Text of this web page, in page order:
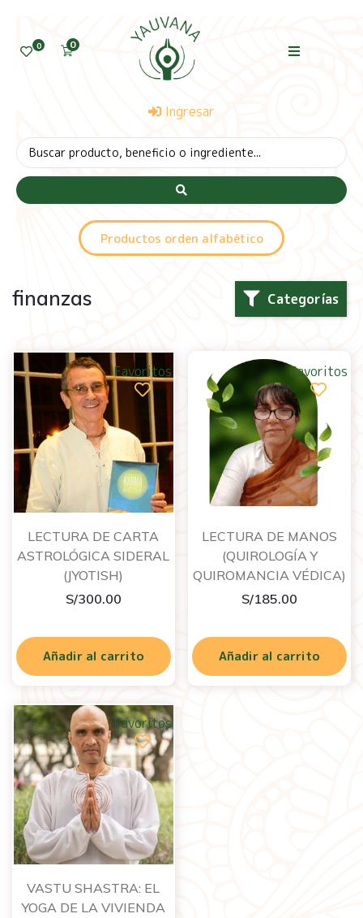
0 0
Ingresar
Productos orden alfabético
Categorías
finanzas
LECTURA DE CARTA
ASTROLÓGICA SIDERAL
(JYOTISH)
S/300.00
Añadir al carrito
Favoritos
LECTURA DE MANOS
(QUIROLOGÍA Y
QUIROMANCIA VÉDICA)
S/185.00
Añadir al carrito
Favoritos
VASTU SHASTRA: EL
YOGA DE LA VIVIENDA
Favoritos